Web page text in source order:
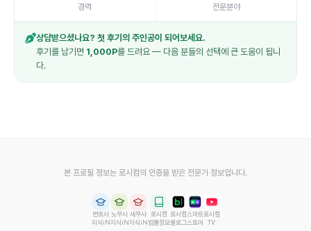
경력 전문분야
상담받으셨나요? 첫 후기의 주인공이 되어보세요.
후기를 남기면 1,000P를 드려요 — 다음 분들의 선택에 큰 도움이 됩니
다.
본 프로필 정보는 로시컴의 인증을 받은 전문가 정보입니다.
변호사
지식iN
노무사
지식iN
세무사
지식iN
로시컴
법률정보
로시컴
블로그
스마트
스토어
로시컴
TV